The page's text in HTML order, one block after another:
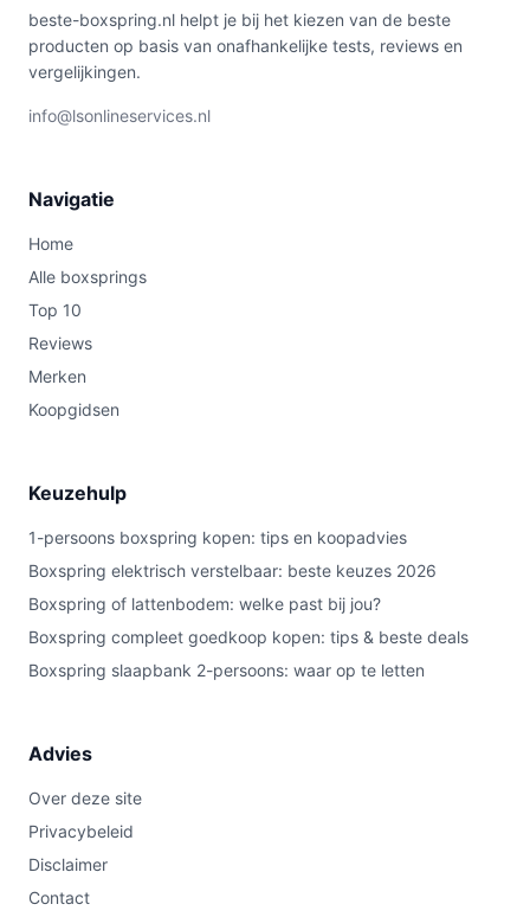
beste-boxspring.nl helpt je bij het kiezen van de beste
producten op basis van onafhankelijke tests, reviews en
vergelijkingen.
info@lsonlineservices.nl
Navigatie
Home
Alle boxsprings
Top 10
Reviews
Merken
Koopgidsen
Keuzehulp
1-persoons boxspring kopen: tips en koopadvies
Boxspring elektrisch verstelbaar: beste keuzes 2026
Boxspring of lattenbodem: welke past bij jou?
Boxspring compleet goedkoop kopen: tips & beste deals
Boxspring slaapbank 2-persoons: waar op te letten
Advies
Over deze site
Privacybeleid
Disclaimer
Contact